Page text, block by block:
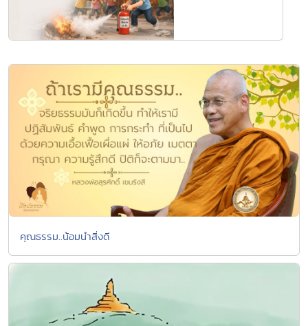
คุณธรรม..น้อมนำสิ่งดี